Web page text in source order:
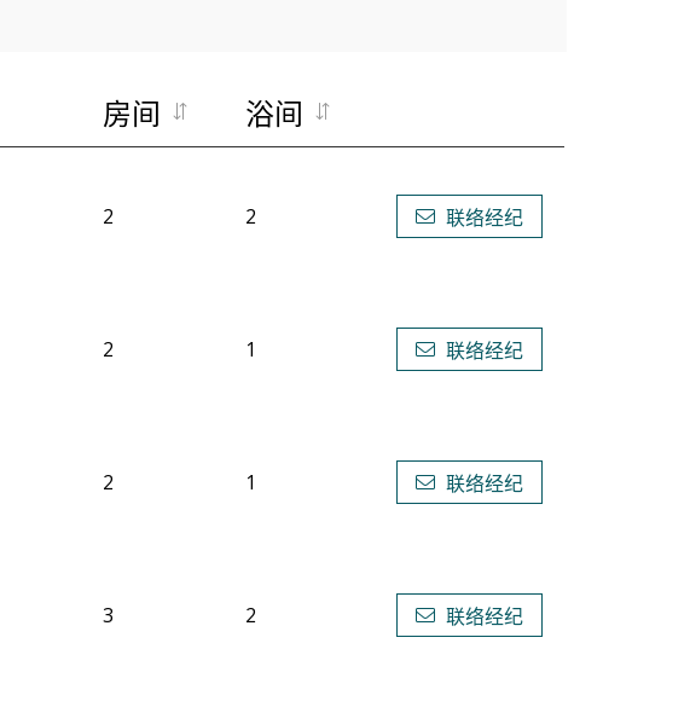
房间 浴间
2 2 联络经纪
2 1 联络经纪
2 1 联络经纪
3 2 联络经纪